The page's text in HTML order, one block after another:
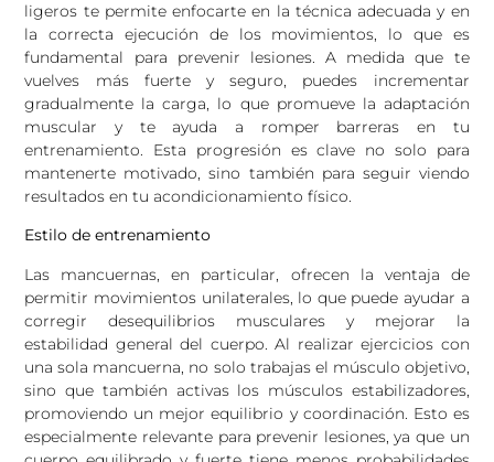
ligeros te permite enfocarte en la técnica adecuada y en
la correcta ejecución de los movimientos, lo que es
fundamental para prevenir lesiones. A medida que te
vuelves más fuerte y seguro, puedes incrementar
gradualmente la carga, lo que promueve la adaptación
muscular y te ayuda a romper barreras en tu
entrenamiento. Esta progresión es clave no solo para
mantenerte motivado, sino también para seguir viendo
resultados en tu acondicionamiento físico.
Estilo de entrenamiento
Las mancuernas, en particular, ofrecen la ventaja de
permitir movimientos unilaterales, lo que puede ayudar a
corregir desequilibrios musculares y mejorar la
estabilidad general del cuerpo. Al realizar ejercicios con
una sola mancuerna, no solo trabajas el músculo objetivo,
sino que también activas los músculos estabilizadores,
promoviendo un mejor equilibrio y coordinación. Esto es
especialmente relevante para prevenir lesiones, ya que un